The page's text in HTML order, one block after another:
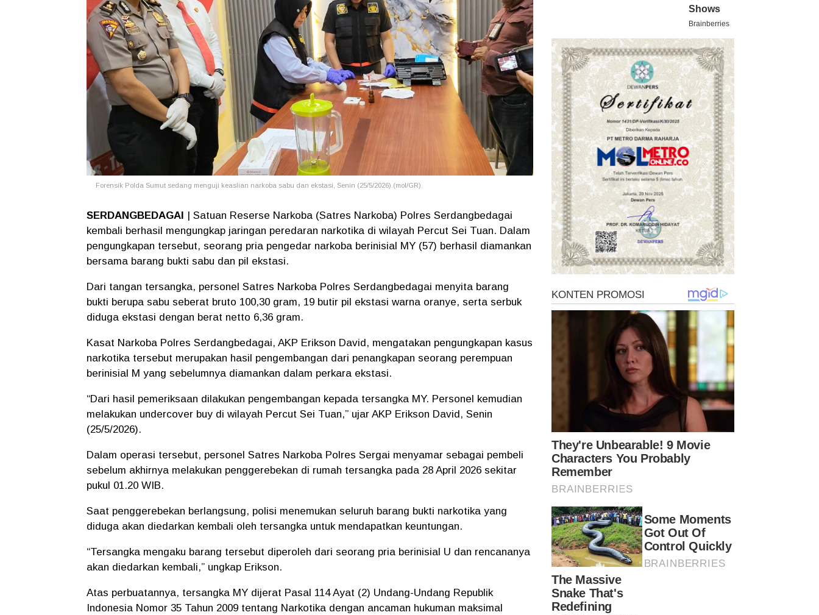
Forensik Polda Sumut sedang menguji keaslian narkoba sabu dan ekstasi, Senin (25/5/2026).(mol/GR).
SERDANGBEDAGAI
| Satuan Reserse Narkoba (Satres Narkoba) Polres Serdangbedagai
kembali berhasil mengungkap jaringan peredaran narkotika di wilayah Percut Sei Tuan. Dalam
pengungkapan tersebut, seorang pria pengedar narkoba berinisial MY (57) berhasil diamankan
bersama barang bukti sabu dan pil ekstasi.
Dari tangan tersangka, personel Satres Narkoba Polres Serdangbedagai menyita barang
bukti berupa sabu seberat bruto 100,30 gram, 19 butir pil ekstasi warna oranye, serta serbuk
diduga ekstasi dengan berat netto 6,36 gram.
Kasat Narkoba Polres Serdangbedagai, AKP Erikson David, mengatakan pengungkapan kasus
narkotika tersebut merupakan hasil pengembangan dari penangkapan seorang perempuan
berinisial M yang sebelumnya diamankan dalam perkara ekstasi.
“Dari hasil pemeriksaan dilakukan pengembangan kepada tersangka MY. Personel kemudian
melakukan undercover buy di wilayah Percut Sei Tuan,” ujar AKP Erikson David, Senin
(25/5/2026).
Dalam operasi tersebut, personel Satres Narkoba Polres Sergai menyamar sebagai pembeli
sebelum akhirnya melakukan penggerebekan di rumah tersangka pada 28 April 2026 sekitar
pukul 01.20 WIB.
Saat penggerebekan berlangsung, polisi menemukan seluruh barang bukti narkotika yang
diduga akan diedarkan kembali oleh tersangka untuk mendapatkan keuntungan.
“Tersangka mengaku barang tersebut diperoleh dari seorang pria berinisial U dan rencananya
akan diedarkan kembali,” ungkap Erikson.
Atas perbuatannya, tersangka MY dijerat Pasal 114 Ayat (2) Undang-Undang Republik
Indonesia Nomor 35 Tahun 2009 tentang Narkotika dengan ancaman hukuman maksimal